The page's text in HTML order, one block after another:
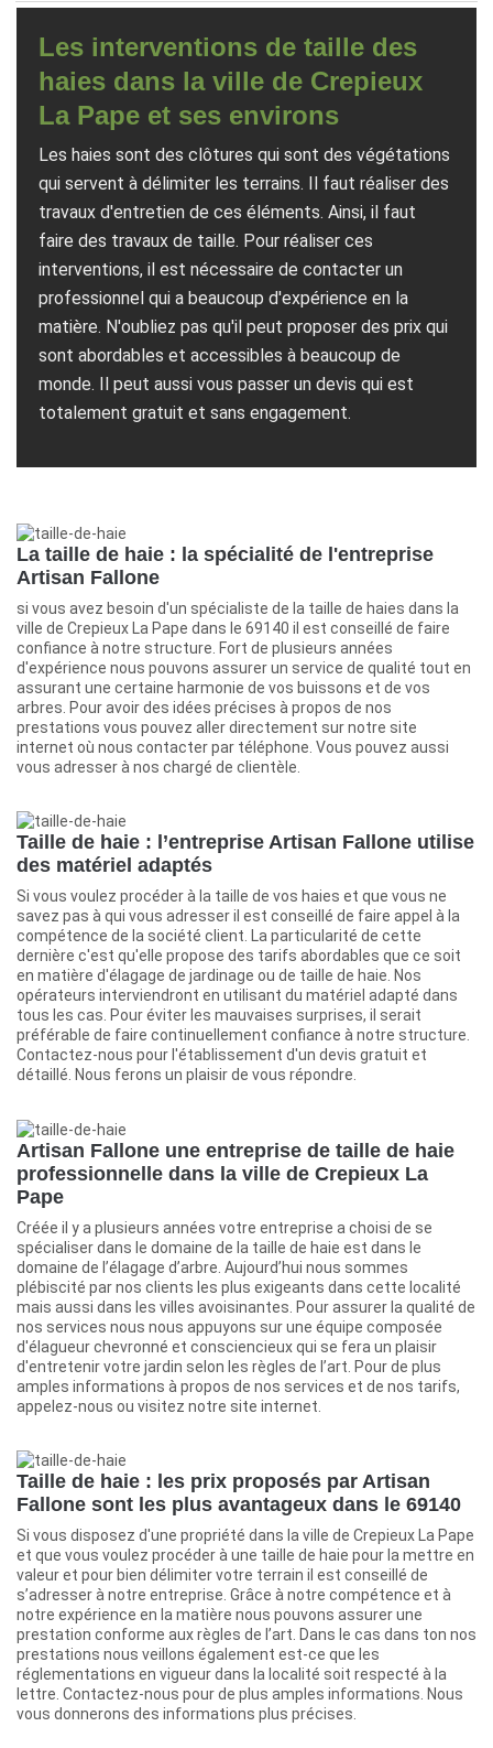
Les interventions de taille des
haies dans la ville de Crepieux
La Pape et ses environs
Les haies sont des clôtures qui sont des végétations
qui servent à délimiter les terrains. Il faut réaliser des
travaux d'entretien de ces éléments. Ainsi, il faut
faire des travaux de taille. Pour réaliser ces
interventions, il est nécessaire de contacter un
professionnel qui a beaucoup d'expérience en la
matière. N'oubliez pas qu'il peut proposer des prix qui
sont abordables et accessibles à beaucoup de
monde. Il peut aussi vous passer un devis qui est
totalement gratuit et sans engagement.
La taille de haie : la spécialité de l'entreprise
Artisan Fallone
si vous avez besoin d'un spécialiste de la taille de haies dans la
ville de Crepieux La Pape dans le 69140 il est conseillé de faire
confiance à notre structure. Fort de plusieurs années
d'expérience nous pouvons assurer un service de qualité tout en
assurant une certaine harmonie de vos buissons et de vos
arbres. Pour avoir des idées précises à propos de nos
prestations vous pouvez aller directement sur notre site
internet où nous contacter par téléphone. Vous pouvez aussi
vous adresser à nos chargé de clientèle.
Taille de haie : l’entreprise Artisan Fallone utilise
des matériel adaptés
Si vous voulez procéder à la taille de vos haies et que vous ne
savez pas à qui vous adresser il est conseillé de faire appel à la
compétence de la société client. La particularité de cette
dernière c'est qu'elle propose des tarifs abordables que ce soit
en matière d'élagage de jardinage ou de taille de haie. Nos
opérateurs interviendront en utilisant du matériel adapté dans
tous les cas. Pour éviter les mauvaises surprises, il serait
préférable de faire continuellement confiance à notre structure.
Contactez-nous pour l'établissement d'un devis gratuit et
détaillé. Nous ferons un plaisir de vous répondre.
Artisan Fallone une entreprise de taille de haie
professionnelle dans la ville de Crepieux La
Pape
Créée il y a plusieurs années votre entreprise a choisi de se
spécialiser dans le domaine de la taille de haie est dans le
domaine de l’élagage d’arbre. Aujourd’hui nous sommes
plébiscité par nos clients les plus exigeants dans cette localité
mais aussi dans les villes avoisinantes. Pour assurer la qualité de
nos services nous nous appuyons sur une équipe composée
d'élagueur chevronné et consciencieux qui se fera un plaisir
d'entretenir votre jardin selon les règles de l’art. Pour de plus
amples informations à propos de nos services et de nos tarifs,
appelez-nous ou visitez notre site internet.
Taille de haie : les prix proposés par Artisan
Fallone sont les plus avantageux dans le 69140
Si vous disposez d'une propriété dans la ville de Crepieux La Pape
et que vous voulez procéder à une taille de haie pour la mettre en
valeur et pour bien délimiter votre terrain il est conseillé de
s’adresser à notre entreprise. Grâce à notre compétence et à
notre expérience en la matière nous pouvons assurer une
prestation conforme aux règles de l’art. Dans le cas dans ton nos
prestations nous veillons également est-ce que les
réglementations en vigueur dans la localité soit respecté à la
lettre. Contactez-nous pour de plus amples informations. Nous
vous donnerons des informations plus précises.